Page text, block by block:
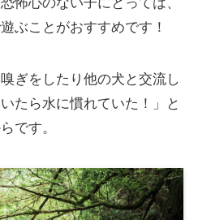
ぶことがおすすめです！
ぎをしたり他の犬と交流し
たら水に慣れていた！」と
です。